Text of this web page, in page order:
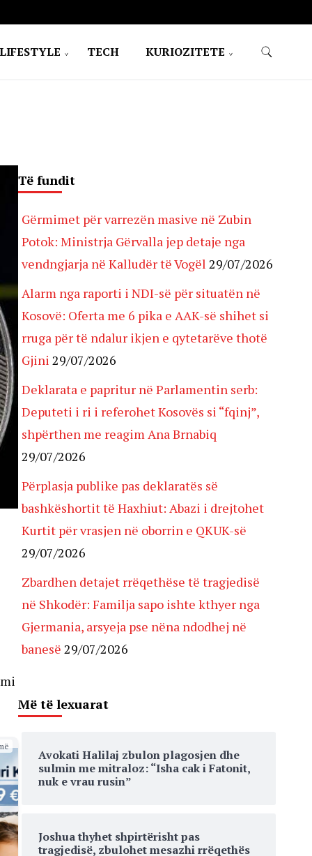
LIFESTYLE TECH KURIOZITETE
Të fundit
Gërmimet për varrezën masive në Zubin
Potok: Ministrja Gërvalla jep detaje nga
vendngjarja në Kalludër të Vogël 29/07/2026
Alarm nga raporti i NDI-së për situatën në
Kosovë: Oferta me 6 pika e AAK-së shihet si
rruga për të ndalur ikjen e qytetarëve thotë
Gjini 29/07/2026
Deklarata e papritur në Parlamentin serb:
Deputeti i ri i referohet Kosovës si “fqinj”,
shpërthen me reagim Ana Brnabiq
29/07/2026
Përplasja publike pas deklaratës së
bashkëshortit të Haxhiut: Abazi i drejtohet
Kurtit për vrasjen në oborrin e QKUK-së
29/07/2026
Zbardhen detajet rrëqethëse të tragjedisë
në Shkodër: Familja sapo ishte kthyer nga
Gjermania, arsyeja pse nëna ndodhej në
banesë 29/07/2026
Më të lexuarat
Avokati Halilaj zbulon plagosjen dhe
sulmin me mitraloz: “Isha cak i Fatonit,
nuk e vrau rusin”
Joshua thyhet shpirtërisht pas
tragjedisë, zbulohet mesazhi rrëqethës